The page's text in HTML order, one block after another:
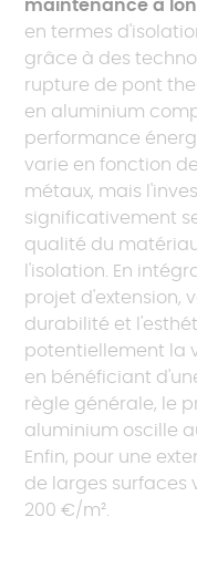
maintenance à
en termes
grâce à des
rupture de pont
en aluminium
performance
varie en fonction
métaux, mais
significativement
qualité du
l'isolation. En
projet d'extension,
durabilité et
potentiellement la
en bénéficiant
règle générale, le
aluminium oscille
Enfin, pour une
de larges surfaces
200 €/m².